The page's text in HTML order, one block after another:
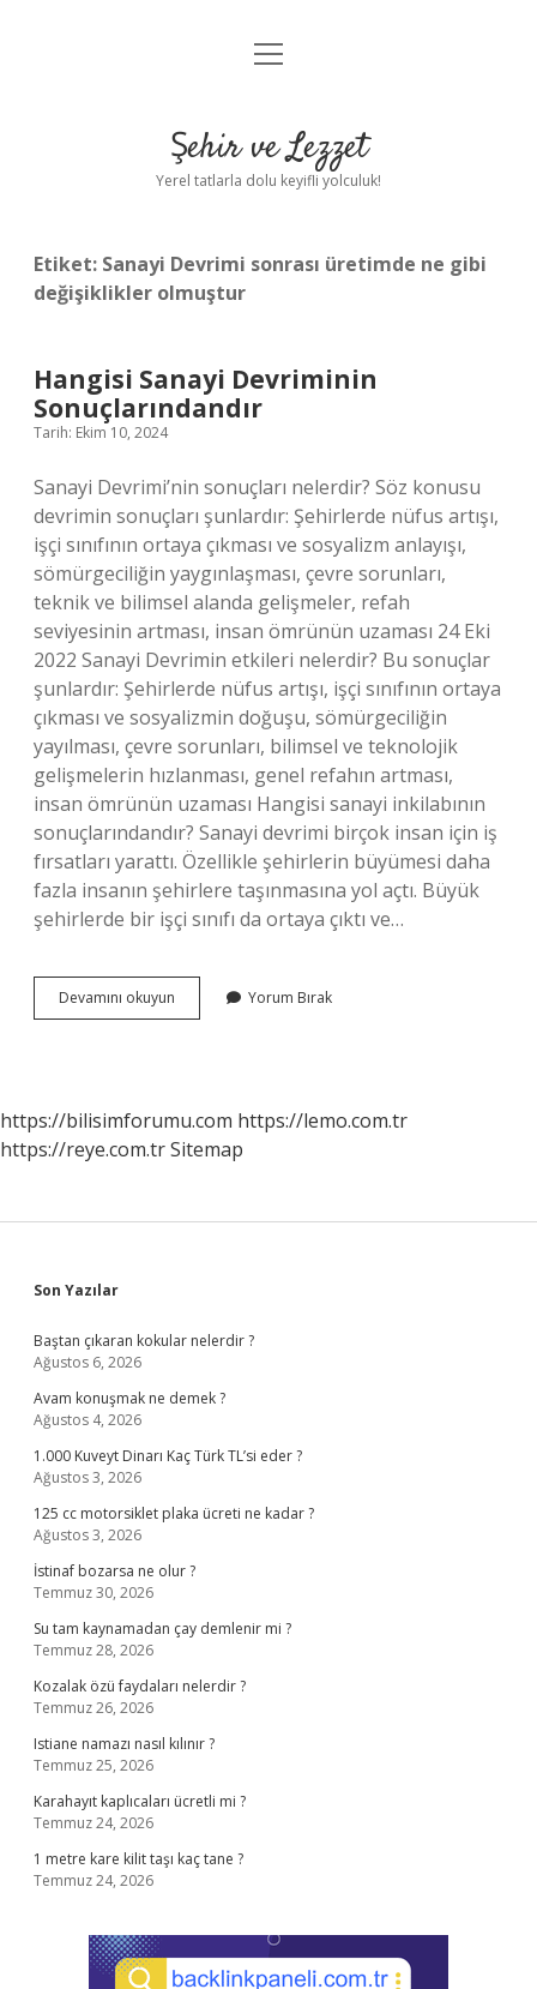
Anasayfa
Yasal Uyarı
menüyü
Şehir ve Lezzet
Yerel tatlarla dolu keyifli yolculuk!
Etiket: Sanayi Devrimi sonrası üretimde ne gibi
değişiklikler olmuştur
Hangisi Sanayi Devriminin
Sonuçlarındandır
Tarih: Ekim 10, 2024
Sanayi Devrimi’nin sonuçları nelerdir? Söz konusu
devrimin sonuçları şunlardır: Şehirlerde nüfus artışı,
işçi sınıfının ortaya çıkması ve sosyalizm anlayışı,
sömürgeciliğin yaygınlaşması, çevre sorunları,
teknik ve bilimsel alanda gelişmeler, refah
seviyesinin artması, insan ömrünün uzaması 24 Eki
2022 Sanayi Devrimin etkileri nelerdir? Bu sonuçlar
şunlardır: Şehirlerde nüfus artışı, işçi sınıfının ortaya
çıkması ve sosyalizmin doğuşu, sömürgeciliğin
yayılması, çevre sorunları, bilimsel ve teknolojik
gelişmelerin hızlanması, genel refahın artması,
insan ömrünün uzaması Hangisi sanayi inkilabının
sonuçlarındandır? Sanayi devrimi birçok insan için iş
fırsatları yarattı. Özellikle şehirlerin büyümesi daha
fazla insanın şehirlere taşınmasına yol açtı. Büyük
şehirlerde bir işçi sınıfı da ortaya çıktı ve…
Devamını okuyun
Sanayi
Yorum Bırak
https://bilisimforumu.com https://lemo.com.tr
https://reye.com.trSitemap
Sidebar
Son Yazılar
Baştan çıkaran kokular nelerdir ?
Ağustos 6, 2026
Avam konuşmak ne demek ?
Ağustos 4, 2026
1.000 Kuveyt Dinarı Kaç Türk TL’si eder ?
Ağustos 3, 2026
125 cc motorsiklet plaka ücreti ne kadar ?
Ağustos 3, 2026
İstinaf bozarsa ne olur ?
Temmuz 30, 2026
Su tam kaynamadan çay demlenir mi ?
Temmuz 28, 2026
Kozalak özü faydaları nelerdir ?
Temmuz 26, 2026
Istiane namazı nasıl kılınır ?
Temmuz 25, 2026
Karahayıt kaplıcaları ücretli mi ?
Temmuz 24, 2026
1 metre kare kilit taşı kaç tane ?
Temmuz 24, 2026